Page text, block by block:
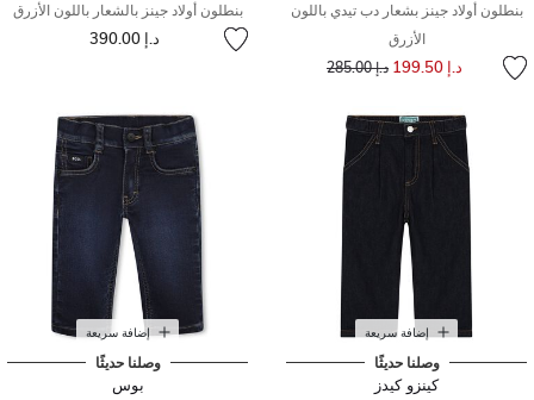
بنطلون أولاد جينز بشعار دب تيدي باللون
الأزرق
د.إ 199.50 سعر مخفض مند.إ 285.00
بنطلون أولاد جينز بالشعار باللون الأزرق
د.إ 390.00
إضافة سريعة
وصلنا حديثًا
كينزو كيدز
إضافة سريعة
وصلنا حديثًا
بوس